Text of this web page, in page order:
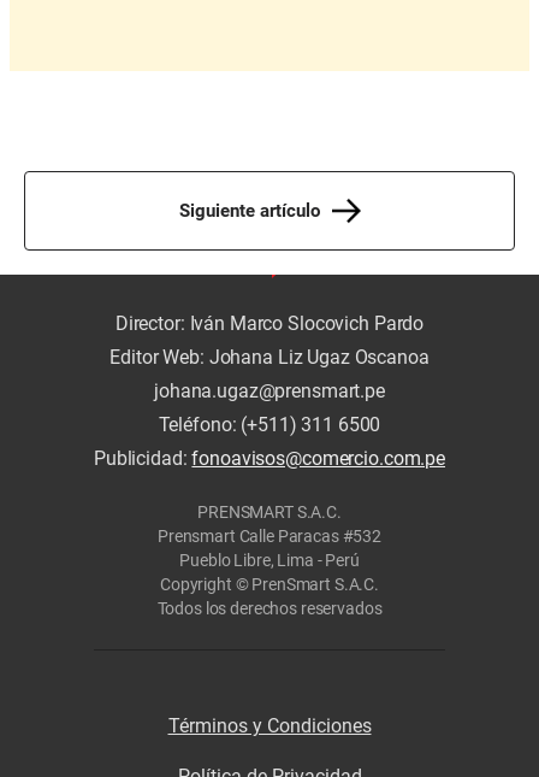
Siguiente artículo
Director: Iván Marco Slocovich Pardo
Editor Web: Johana Liz Ugaz Oscanoa
johana.ugaz@prensmart.pe
Teléfono: (+511) 311 6500
Publicidad:fonoavisos@comercio.com.pe
PRENSMART S.A.C.
Prensmart Calle Paracas #532
Pueblo Libre, Lima - Perú
Copyright © PrenSmart S.A.C.
Todos los derechos reservados
Términos y Condiciones